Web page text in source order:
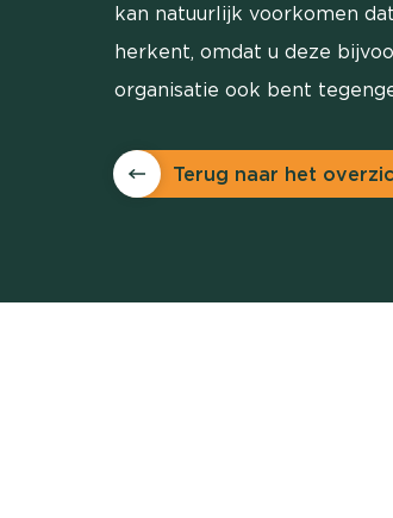
kan natuurlijk voorkomen
herkent, omdat u deze
organisatie ook bent
Terug naar het